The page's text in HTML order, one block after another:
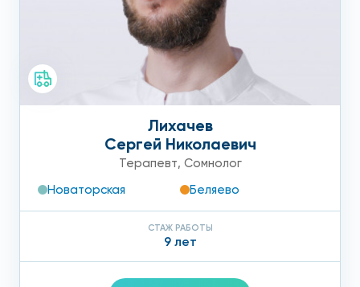
Лихачев
Сергей Николаевич
Терапевт, Сомнолог
Новаторская
Беляево
СТАЖ РАБОТЫ
9 лет